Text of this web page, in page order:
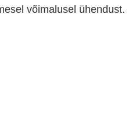
võimalusel ühendust.